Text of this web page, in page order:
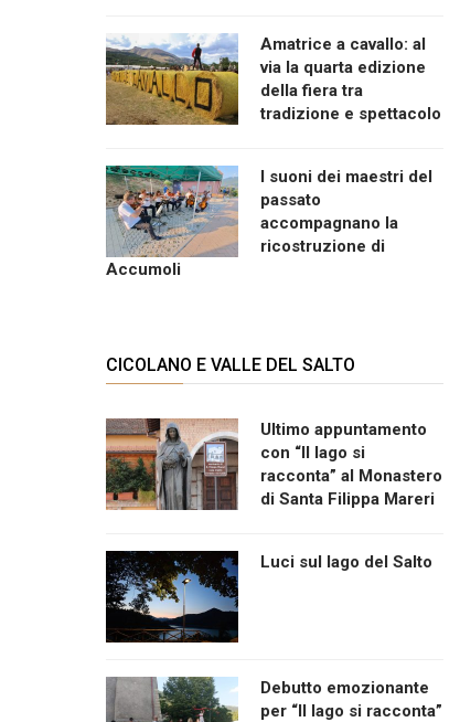
Amatrice a cavallo: al
via la quarta edizione
della fiera tra
tradizione e spettacolo
I suoni dei maestri del
passato
accompagnano la
ricostruzione di
Accumoli
CICOLANO E VALLE DEL SALTO
Ultimo appuntamento
con “Il lago si
racconta” al Monastero
di Santa Filippa Mareri
Luci sul lago del Salto
Debutto emozionante
per “Il lago si racconta”